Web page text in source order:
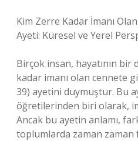
Kim Zerre Kadar İmanı
Ayeti: Küresel ve Yerel
Birçok insan, hayatının bir
kadar imanı olan cennete
39) ayetini duymuştur. Bu
öğretilerinden biri olarak,
Ancak bu ayetin anlamı,
toplumlarda zaman zaman